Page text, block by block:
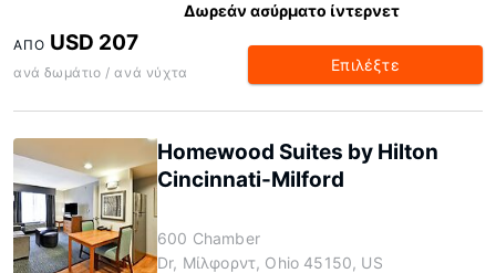
Δωρεάν ασύρματο ίντερνετ
ΑΠΌ USD 207
ανά δωμάτιο / ανά νύχτα Επιλέξτε
Homewood Suites by Hilton
Cincinnati-Milford
600 Chamber
Dr, Μίλφορντ, Ohio 45150, US